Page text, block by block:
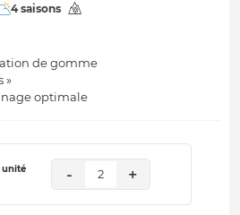
4 saisons
de gomme
»
optimale
unité - 2 +